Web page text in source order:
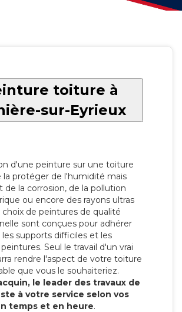
toiture à
sur-Eyrieux
d'une peinture sur une toiture
protéger de l'humidité mais
de la corrosion, de la pollution
ou encore des rayons ultras
de peintures de qualité
sont conçues pour adhérer
supports difficiles et les
Seul le travail d'un vrai
rendre l'aspect de votre toiture
que vous le souhaiteriez.
le leader des travaux de
à votre service selon vos
temps et en heure.